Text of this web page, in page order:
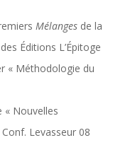
Mélanges de la
Éditions L’Épitoge
« Méthodologie du
« Nouvelles
Levasseur 08